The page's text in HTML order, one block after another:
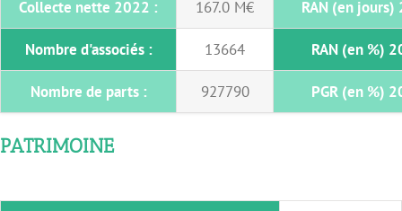
Collecte nette 2022 : 167.0 M€ RAN (en
Nombre d'associés : 13664 RAN (en %)
Nombre de parts : 927790 PGR (en %)
PATRIMOINE